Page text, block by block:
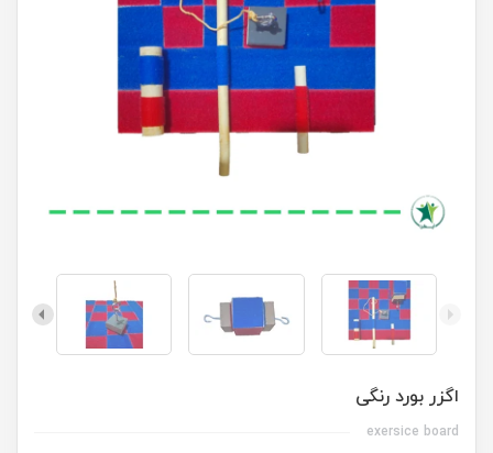
اگزر بورد رنگی
exersice board